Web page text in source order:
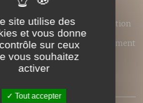
référence de
d’exercices de rééducation
Les dessins de Blandine
font un ouvrage particulièrement
site utilise des
et vous donne
sur ceux
vous souhaitez
activer
Tout accepter